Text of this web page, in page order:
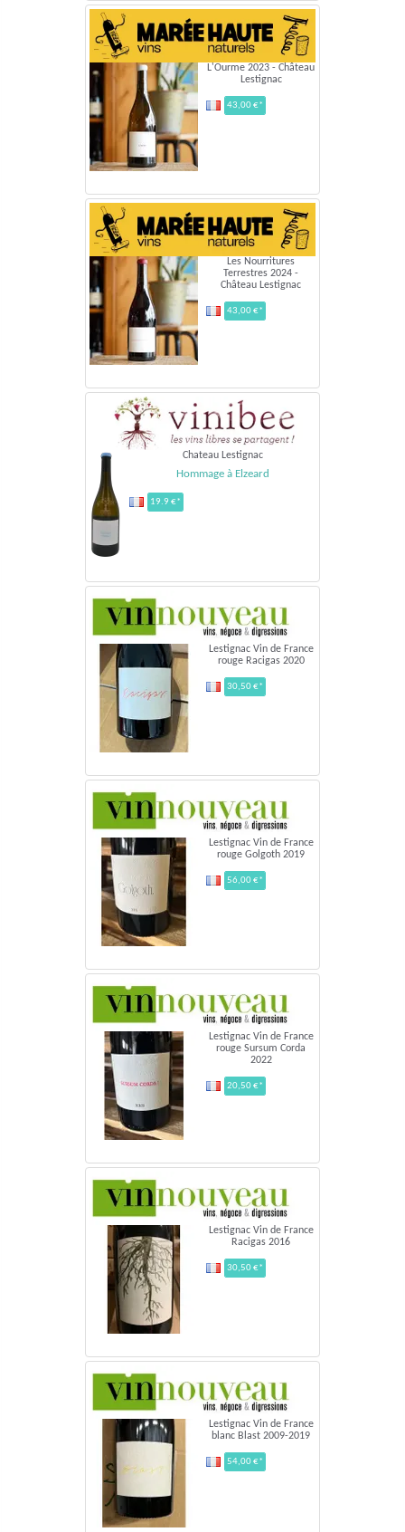
L'Ourme 2023 - Château
Lestignac
43,00 €*
Les Nourritures
Terrestres 2024 -
Château Lestignac
43,00 €*
Chateau Lestignac
Hommage à Elzeard
19.9 €*
Lestignac Vin de France
rouge Racigas 2020
30,50 €*
Lestignac Vin de France
rouge Golgoth 2019
56,00 €*
Lestignac Vin de France
rouge Sursum Corda
2022
20,50 €*
Lestignac Vin de France
Racigas 2016
30,50 €*
Lestignac Vin de France
blanc Blast 2009-2019
54,00 €*